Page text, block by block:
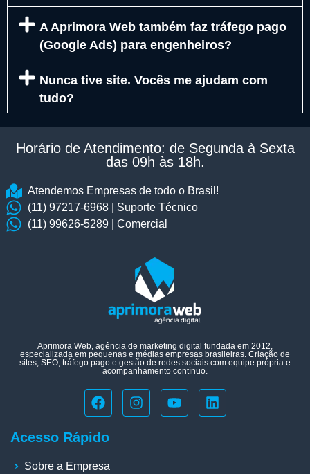
A Aprimora Web também faz tráfego pago
(Google Ads) para engenheiros?
Nunca tive site. Vocês me ajudam com
tudo?
Horário de Atendimento: de Segunda à Sexta
das 09h às 18h.​
Atendemos Empresas de todo o Brasil!
(11) 97217-6968 | Suporte Técnico
(11) 99626-5289 | Comercial
Aprimora Web, agência de marketing digital fundada em 2012,
especializada em pequenas e médias empresas brasileiras. Criação de
sites, SEO, tráfego pago e gestão de redes sociais com equipe própria e
acompanhamento contínuo.
Acesso Rápido
Sobre a Empresa